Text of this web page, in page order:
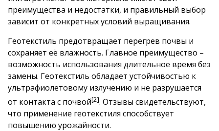
преимущества и недостатки, и правильный выбор
зависит от конкретных условий выращивания.
Геотекстиль предотвращает перегрев почвы и
сохраняет её влажность. Главное преимущество –
возможность использования длительное время без
замены. Геотекстиль обладает устойчивостью к
ультрафиолетовому излучению и не разрушается
от контакта с почвой[2]. Отзывы свидетельствуют,
что применение геотекстиля способствует
повышению урожайности.